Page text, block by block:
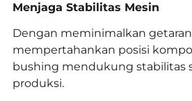
Menjaga Stabilitas Mesin
Dengan meminimalkan
mempertahankan posisi
bushing mendukung stabilitas
produksi.